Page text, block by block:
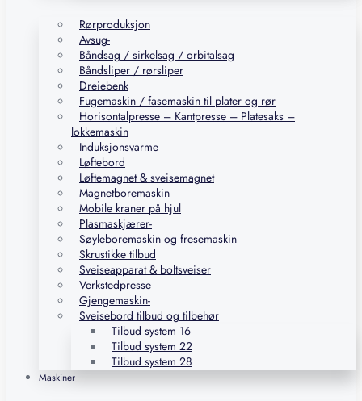
Rørproduksjon
Avsug-
Båndsag / sirkelsag / orbitalsag
Båndsliper / rørsliper
Dreiebenk
Fugemaskin / fasemaskin til plater og rør
Horisontalpresse – Kantpresse – Platesaks –
lokkemaskin
Induksjonsvarme
Løftebord
Løftemagnet & sveisemagnet
Magnetboremaskin
Mobile kraner på hjul
Plasmaskjærer-
Søyleboremaskin og fresemaskin
Skrustikke tilbud
Sveiseapparat & boltsveiser
Verkstedpresse
Gjengemaskin-
Sveisebord tilbud og tilbehør
Tilbud system 16
Tilbud system 22
Tilbud system 28
Maskiner